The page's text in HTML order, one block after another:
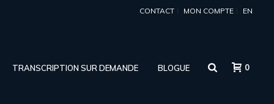
CONTACT MON COMPTE EN
TRANSCRIPTION SUR DEMANDE BLOGUE 0